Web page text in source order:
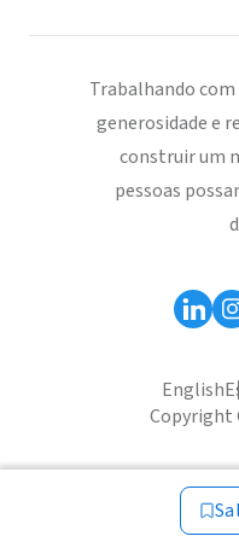
Trabalhando
generosidade e
construir um
pessoas
English
Copyright